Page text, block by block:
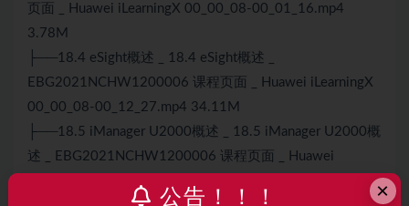
页面 _ Huawei iLearningX 00_00_08-00_01_16.mp4
3.78M
├──18.4 eSight概述 _ 18.4 eSight概述 _
EBG2021NCHW1200006 课程页面 _ Huawei iLearningX
00_00_08-00_12_27.mp4 34.11M
├──18.5 iManager U2000概述 _ 18.5 iManager U2000概
述 _ EBG2021NCHW1200006 课程页面 _ Huawei
×
公告！！！